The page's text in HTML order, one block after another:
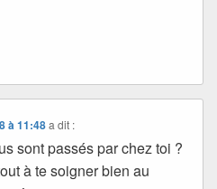
à 11:48 a dit :
sont passés par chez toi ?
à te soigner bien au